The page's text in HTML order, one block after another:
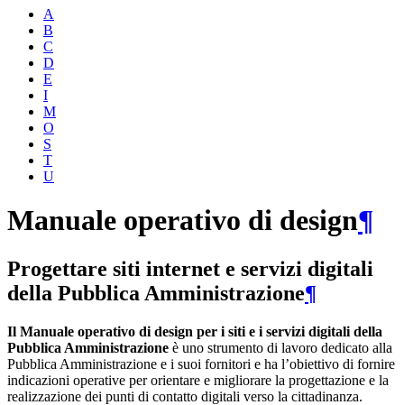
A
B
C
D
E
I
M
O
S
T
U
Manuale operativo di design¶
Progettare siti internet e servizi digitali
della Pubblica Amministrazione¶
Il Manuale operativo di design per i siti e i servizi digitali della
Pubblica Amministrazione è uno strumento di lavoro dedicato alla
Pubblica Amministrazione e i suoi fornitori e ha l’obiettivo di fornire
indicazioni operative per orientare e migliorare la progettazione e la
realizzazione dei punti di contatto digitali verso la cittadinanza.